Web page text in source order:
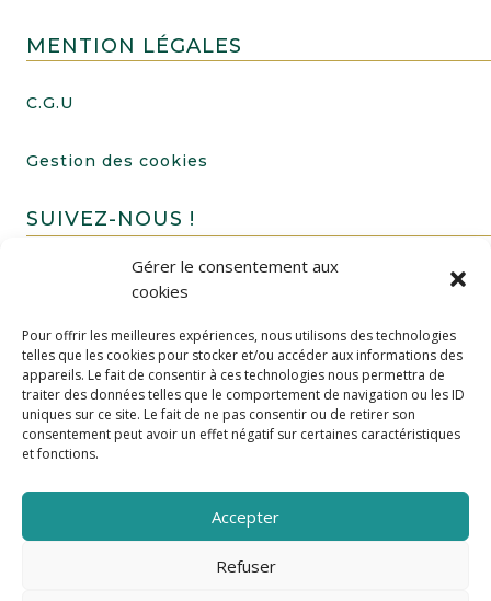
Gérer le consentement aux
cookies
Pour offrir les meilleures expériences, nous utilisons des technologies
telles que les cookies pour stocker et/ou accéder aux informations des
appareils. Le fait de consentir à ces technologies nous permettra de
traiter des données telles que le comportement de navigation ou les ID
uniques sur ce site. Le fait de ne pas consentir ou de retirer son
consentement peut avoir un effet négatif sur certaines caractéristiques
et fonctions.
Accepter
Refuser
MENTION LÉGALES
C.G.U
Gestion des cookies
SUIVEZ-NOUS !
FAIRE UN DON